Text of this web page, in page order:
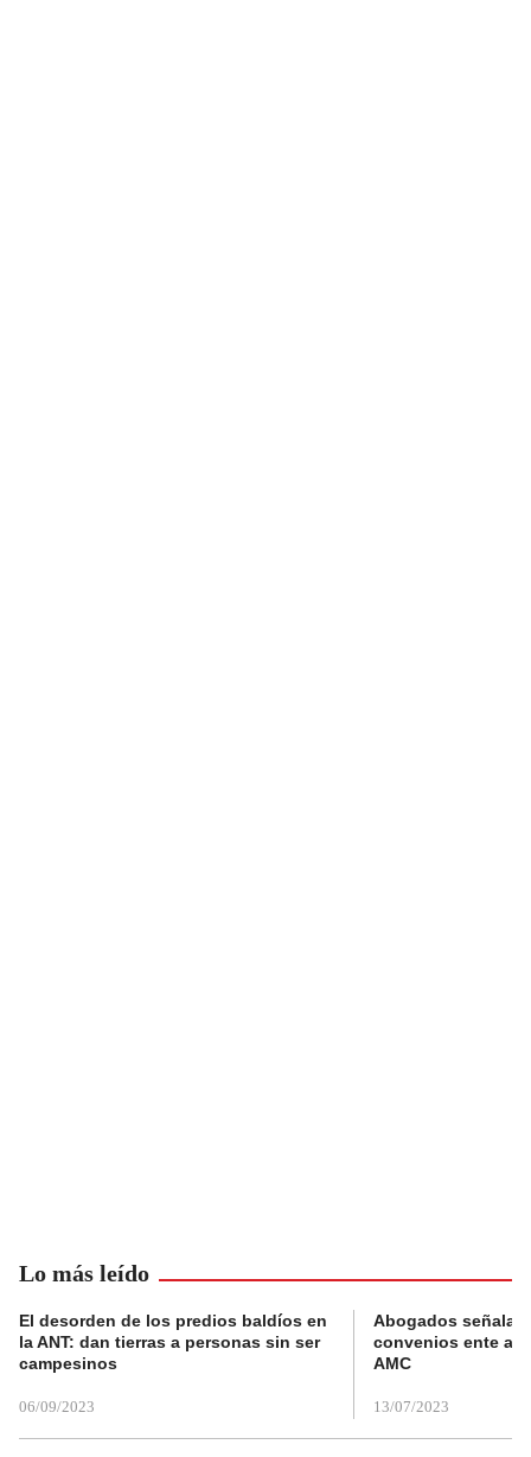
Lo más leído
El desorden de los predios baldíos en
la ANT: dan tierras a personas sin ser
campesinos
06/09/2023
Abogados
convenios ente
AMC
13/07/2023